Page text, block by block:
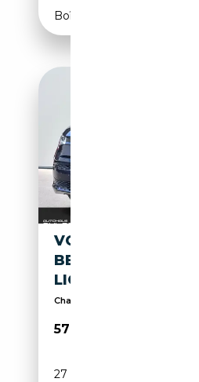
Boîte automatique
VOLKSWAGEN T7
BEACH/ DIG.C/IQ-
LIGHT/STAND/HUD/
Chauffage auxiliaire, Porte
57 600€
27 700 km